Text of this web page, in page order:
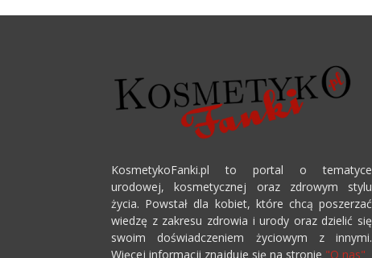
KosmetykoFanki.pl to portal o tematyce
urodowej, kosmetycznej oraz zdrowym stylu
życia. Powstał dla kobiet, które chcą poszerzać
wiedzę z zakresu zdrowia i urody oraz dzielić się
swoim doświadczeniem życiowym z innymi.
Więcej informacji znajduje się na stronie "O nas"